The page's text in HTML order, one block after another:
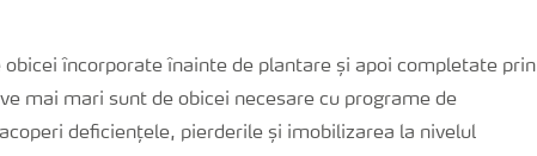
încorporate înainte de plantare și apoi completate prin
mai mari sunt de obicei necesare cu programe de
deficiențele, pierderile și imobilizarea la nivelul